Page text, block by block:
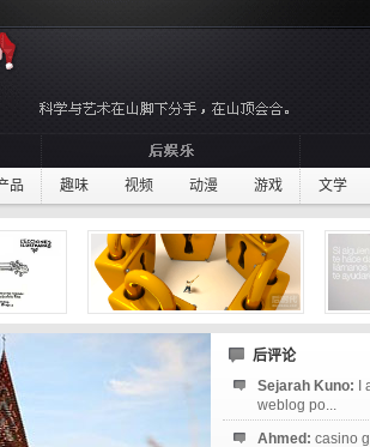
品 趣味 视频 动漫 游戏 文学
后评论
Sejarah Kuno:
weblog po...
Ahmed: casino